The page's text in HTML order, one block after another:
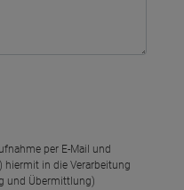
per E-Mail und
hiermit in die Verarbeitung
und Übermittlung)